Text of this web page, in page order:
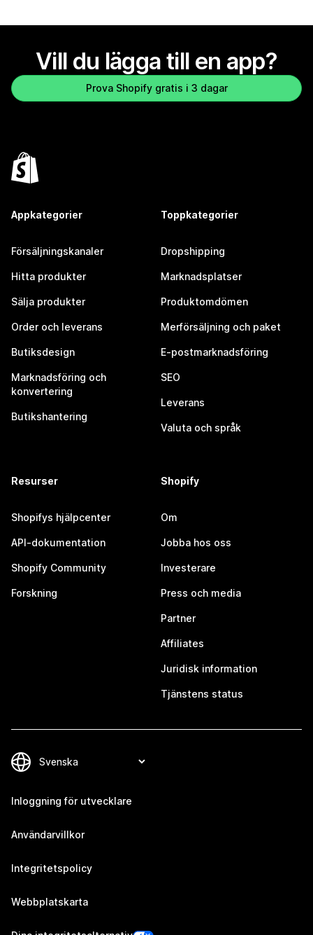
Vill du lägga till en app?
Prova Shopify gratis i 3 dagar
Appkategorier
Försäljningskanaler
Hitta produkter
Sälja produkter
Order och leverans
Butiksdesign
Marknadsföring och
konvertering
Butikshantering
Toppkategorier
Dropshipping
Marknadsplatser
Produktomdömen
Merförsäljning och paket
E-postmarknadsföring
SEO
Leverans
Valuta och språk
Resurser
Shopifys hjälpcenter
API-dokumentation
Shopify Community
Forskning
Shopify
Om
Jobba hos oss
Investerare
Press och media
Partner
Affiliates
Juridisk information
Tjänstens status
Inloggning för utvecklare
Användarvillkor
Integritetspolicy
Webbplatskarta